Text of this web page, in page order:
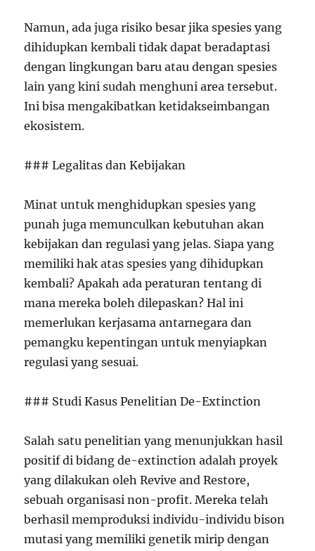
Namun, ada juga risiko besar jika spesies yang
dihidupkan kembali tidak dapat beradaptasi
dengan lingkungan baru atau dengan spesies
lain yang kini sudah menghuni area tersebut.
Ini bisa mengakibatkan ketidakseimbangan
ekosistem.
### Legalitas dan Kebijakan
Minat untuk menghidupkan spesies yang
punah juga memunculkan kebutuhan akan
kebijakan dan regulasi yang jelas. Siapa yang
memiliki hak atas spesies yang dihidupkan
kembali? Apakah ada peraturan tentang di
mana mereka boleh dilepaskan? Hal ini
memerlukan kerjasama antarnegara dan
pemangku kepentingan untuk menyiapkan
regulasi yang sesuai.
### Studi Kasus Penelitian De-Extinction
Salah satu penelitian yang menunjukkan hasil
positif di bidang de-extinction adalah proyek
yang dilakukan oleh Revive and Restore,
sebuah organisasi non-profit. Mereka telah
berhasil memproduksi individu-individu bison
mutasi yang memiliki genetik mirip dengan